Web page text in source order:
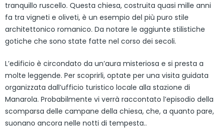
tranquillo ruscello. Questa chiesa, costruita quasi mille anni
fa tra vigneti e oliveti, è un esempio del più puro stile
architettonico romanico. Da notare le aggiunte stilistiche
gotiche che sono state fatte nel corso dei secoli.
L’edificio è circondato da un’aura misteriosa e si presta a
molte leggende. Per scoprirli, optate per una visita guidata
organizzata dall’ufficio turistico locale alla stazione di
Manarola. Probabilmente vi verrà raccontato l’episodio della
scomparsa delle campane della chiesa, che, a quanto pare,
suonano ancora nelle notti di tempesta..